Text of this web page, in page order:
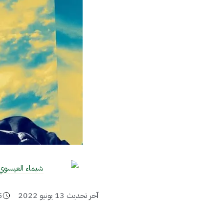
شيماء
آخر تحديث 13 يونيو 2022